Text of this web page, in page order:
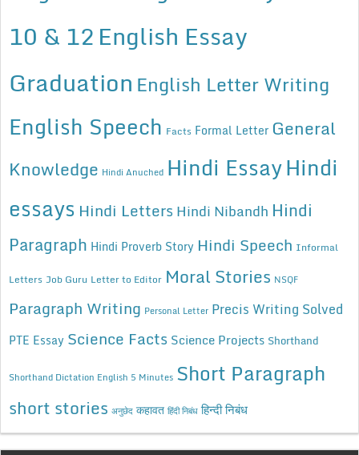
10 & 12English Essay
Graduation English Letter Writing
English Speech Facts Formal Letter General
Knowledge Hindi Anuched Hindi EssayHindi
essays Hindi Letters Hindi Nibandh Hindi
Paragraph Hindi Proverb Story Hindi Speech Informal
Letters Job Guru Letter to Editor Moral Stories NSQF
Paragraph Writing Personal Letter Precis Writing Solved
PTE Essay Science Facts Science Projects Shorthand
Shorthand Dictation English 5 Minutes Short Paragraph
short stories अनुछेद कहावत हिंदी निबंध हिन्दी निबंध